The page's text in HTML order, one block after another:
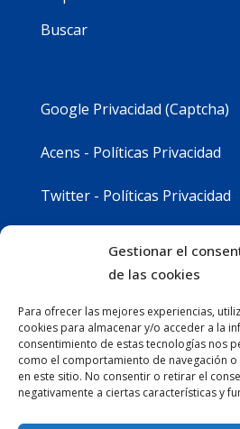
Gestionar el
de las cookies
Para ofrecer las mejores experiencias,
cookies para almacenar y/o acceder a la
consentimiento de estas tecnologías nos
como el comportamiento de navegación
en este sitio. No consentir o retirar el
negativamente a ciertas características y
Buscar
Google Privacidad (Captcha)
Acens - Políticas Privacidad
Twitter - Políticas Privacidad
Instagram - Políticas